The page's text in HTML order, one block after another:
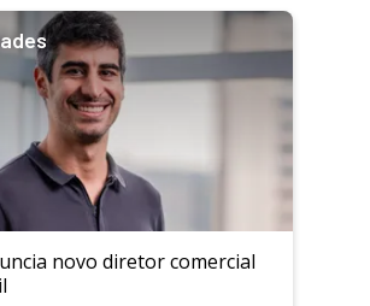
novo diretor comercial